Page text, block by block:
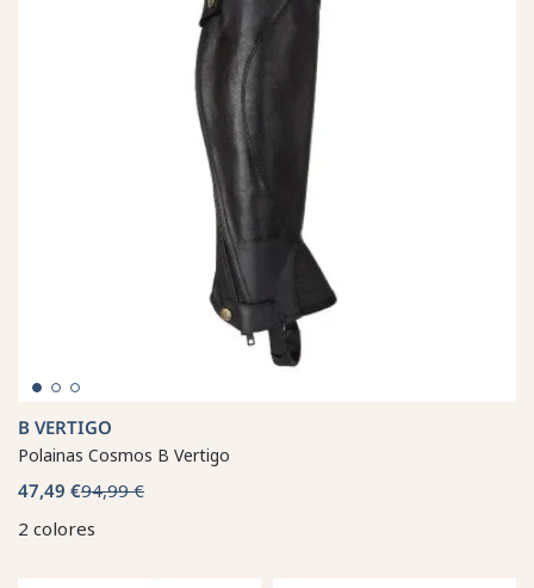
B VERTIGO
Polainas Cosmos B Vertigo
47,49 €94,99 €
2 colores